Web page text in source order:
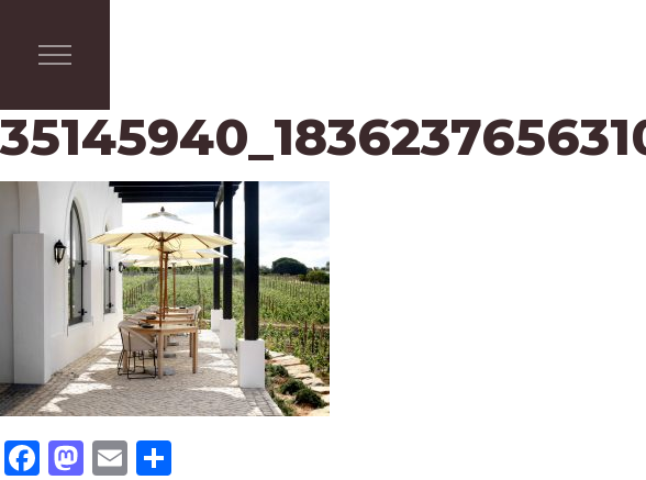
Facebook
Mastodon
Email